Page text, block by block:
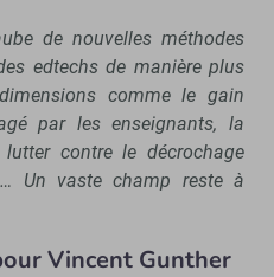
de nouvelles méthodes
edtechs de manière plus
comme le gain
par les enseignants, la
contre le décrochage
Un vaste champ reste à
Vincent Gunther